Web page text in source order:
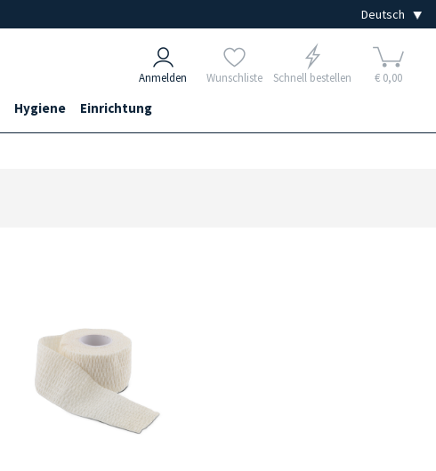
Anmelden Wunschliste Schnell bestellen € 0,00
Hygiene Einrichtung